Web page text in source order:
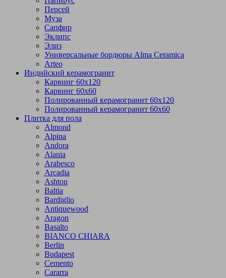
Персей
Муза
Сапфир
Эклипс
Элиз
Универсальные бордюры Alma Ceramica
Arteo
Индийский керамогранит
Карвинг 60х120
Карвинг 60х60
Полированный керамогранит 60х120
Полированный керамогранит 60х60
Плитка для пола
Almond
Alpina
Andora
Alania
Arabesco
Arcadia
Ashton
Baltia
Bardiglio
Antiquewood
Aragon
Basalto
BIANCO CHIARA
Berlin
Budapest
Cemento
Cararra